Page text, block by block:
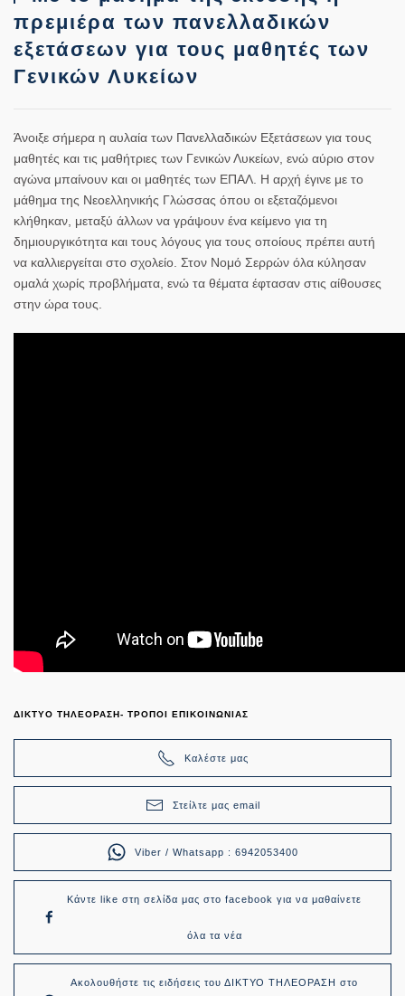
πρεμιέρα των πανελλαδικών
εξετάσεων για τους μαθητές των
Γενικών Λυκείων
Άνοιξε σήμερα η αυλαία των Πανελλαδικών Εξετάσεων για τους
μαθητές και τις μαθήτριες των Γενικών Λυκείων, ενώ αύριο στον
αγώνα μπαίνουν και οι μαθητές των ΕΠΑΛ. Η αρχή έγινε με το
μάθημα της Νεοελληνικής Γλώσσας όπου οι εξεταζόμενοι
κλήθηκαν, μεταξύ άλλων να γράψουν ένα κείμενο για τη
δημιουργικότητα και τους λόγους για τους οποίους πρέπει αυτή
να καλλιεργείται στο σχολείο. Στον Νομό Σερρών όλα κύλησαν
ομαλά χωρίς προβλήματα, ενώ τα θέματα έφτασαν στις αίθουσες
στην ώρα τους.
ΔΙΚΤΥΟ ΤΗΛΕΟΡΑΣΗ- ΤΡΟΠΟΙ ΕΠΙΚΟΙΝΩΝΙΑΣ
Καλέστε μας
Στείλτε μας email
Viber / Whatsapp : 6942053400
Κάντε like στη σελίδα μας στο facebook για να μαθαίνετε
όλα τα νέα
Ακολουθήστε τις ειδήσεις του ΔΙΚΤΥΟ ΤΗΛΕΟΡΑΣΗ στο